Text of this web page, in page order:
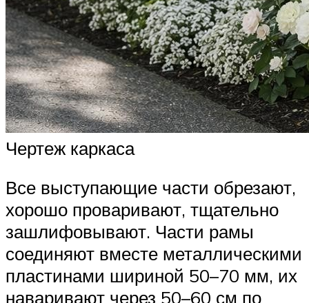
Чертеж каркаса
Все выступающие части обрезают,
хорошо проваривают, тщательно
зашлифовывают. Части рамы
соединяют вместе металлическими
пластинами шириной 50–70 мм, их
наваривают через 50–60 см по